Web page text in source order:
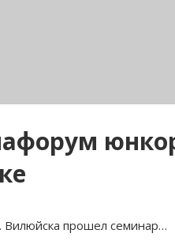
Вилюйска прошел семинар…